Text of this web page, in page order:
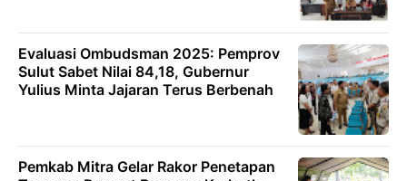
Evaluasi Ombudsman 2025: Pemprov
Sulut Sabet Nilai 84,18, Gubernur
Yulius Minta Jajaran Terus Berbenah
Pemkab Mitra Gelar Rakor Penetapan